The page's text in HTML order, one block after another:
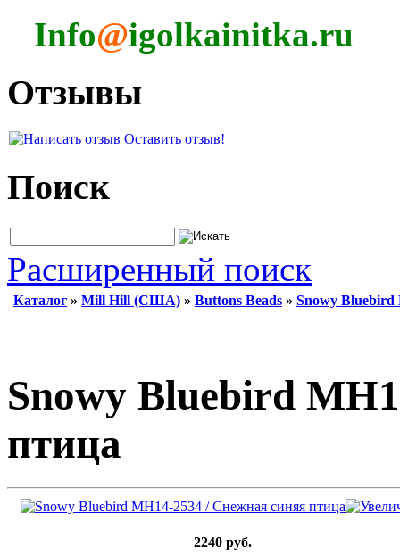
Info@igolkainitka.ru
Отзывы
Оставить отзыв!
Поиск
Расширенный поиск
Каталог » Mill Hill (США) » Buttons Beads » Snowy Bluebird
Snowy Bluebird
птица
2240 руб.